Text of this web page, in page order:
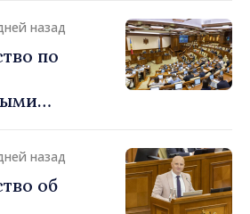
назад
по
нормами ЕС
назад
об